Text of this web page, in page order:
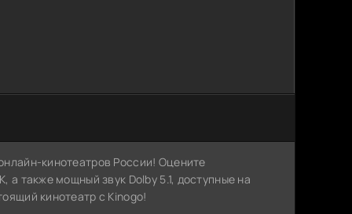
кинотеатров России! Оцените
а также мощный звук Dolby 5.1, доступные на
кинотеатр с Kinogo!